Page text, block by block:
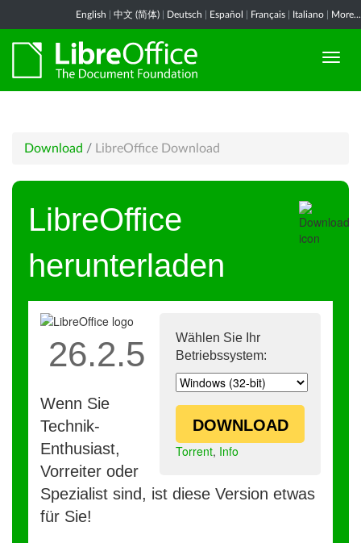
English 中文 (简体) Deutsch Español Français Italiano More...
Download / LibreOffice Download
LibreOffice
herunterladen
Wählen Sie Ihr
Betriebssystem:
DOWNLOAD
Torrent, Info
26.2.5
Wenn Sie
Technik-
Enthusiast,
Vorreiter oder
Spezialist sind, ist diese Version etwas
für Sie!